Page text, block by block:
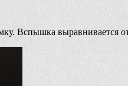
Вспышка выравнивается